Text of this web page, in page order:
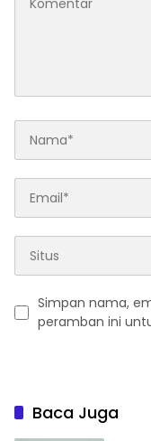
Simpan nama,
peramban ini
Baca Juga